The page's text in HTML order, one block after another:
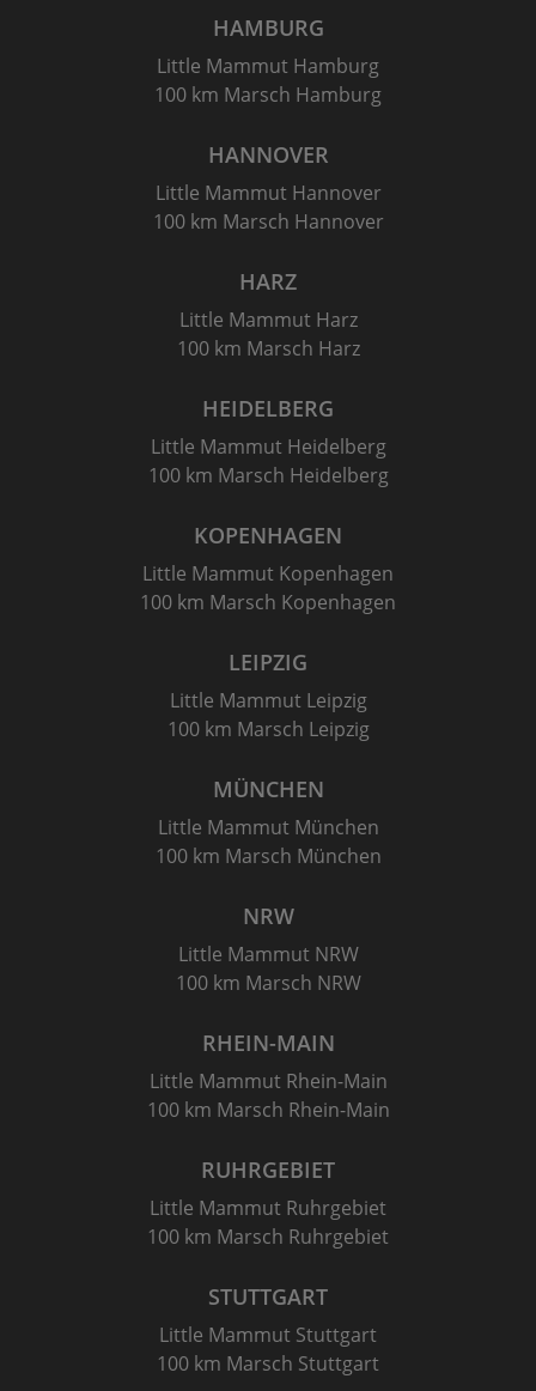
HAMBURG
Little Mammut Hamburg
100 km Marsch Hamburg
HANNOVER
Little Mammut Hannover
100 km Marsch Hannover
HARZ
Little Mammut Harz
100 km Marsch Harz
HEIDELBERG
Little Mammut Heidelberg
100 km Marsch Heidelberg
KOPENHAGEN
Little Mammut Kopenhagen
100 km Marsch Kopenhagen
LEIPZIG
Little Mammut Leipzig
100 km Marsch Leipzig
MÜNCHEN
Little Mammut München
100 km Marsch München
NRW
Little Mammut NRW
100 km Marsch NRW
RHEIN-MAIN
Little Mammut Rhein-Main
100 km Marsch Rhein-Main
RUHRGEBIET
Little Mammut Ruhrgebiet
100 km Marsch Ruhrgebiet
STUTTGART
Little Mammut Stuttgart
100 km Marsch Stuttgart